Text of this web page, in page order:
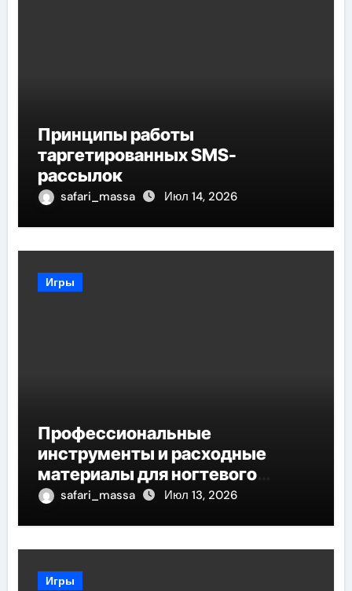
Принципы работы
таргетированных SMS-
рассылок
safari_massa Июл 14, 2026
Игры
Профессиональные
инструменты и расходные
материалы для ногтевого
сервиса
safari_massa Июл 13, 2026
Игры